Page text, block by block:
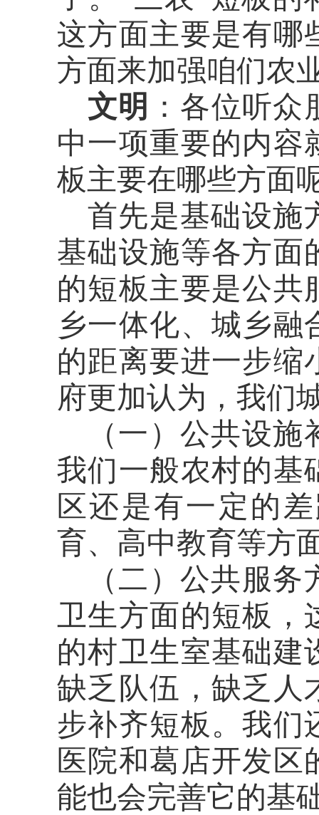
这方面主要是有哪
方面来加强咱们农
文明 ： 各位听众
中一项重要的内容
板主要在哪些方面
首先是基础设施
基础设施等各方面
的短板主要是公共
乡一体化、城乡融
的距离要进一步缩
府更加认为 ， 我们
（一） 公共设施
我们一般农村的基
区还是有一定的
育、高中教育等方
（二） 公共服务
卫生方面的短板，
的村卫生室基础建
缺乏队伍， 缺乏 人
步补齐短板。我们
医院和葛店开发区
能也会完善它的基